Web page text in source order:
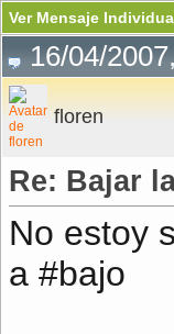
Ver Mensaje
16/04/
floren
Re: Bajar
No estoy
a #bajo